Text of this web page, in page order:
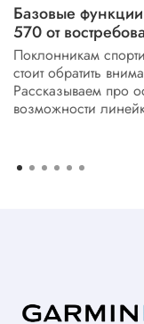
Базовые
570 от
Поклонникам
стоит обратить
Рассказываем про
возможности